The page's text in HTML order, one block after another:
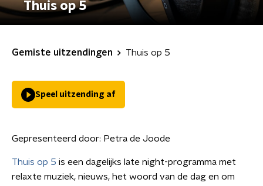
Thuis op 5
Gemiste uitzendingen Thuis op 5
Speel uitzending af
Gepresenteerd door: Petra de Joode
Thuis op 5 is een dagelijks late night-programma met
relaxte muziek, nieuws, het woord van de dag en om